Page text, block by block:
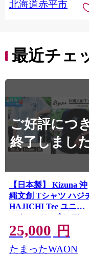
北海道赤平市
最近チェ
ご好評につき
終了しまし
【日本製】 Kizuna 沖
縄文創 Tシャツ ハジ
HAJICHI Tee ユニセ
ックス メンズ レディ
ース | ブラック M オー
ガニックコットン 琉
球 沖縄 伝統 針突柄 入
25,000 円
たまったWAON